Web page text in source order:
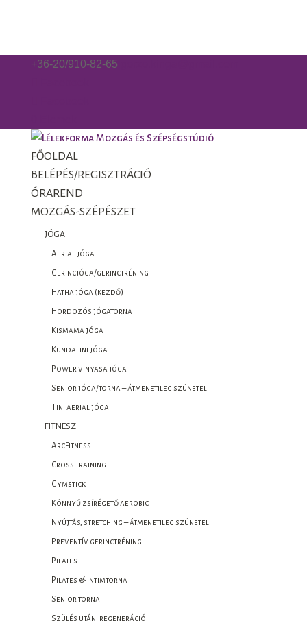
+36-20/910-82-65
FŐOLDAL
BELÉPÉS/REGISZTRÁCIÓ
ÓRAREND
MOZGÁS-SZÉPÉSZET
JÓGA
Aerial jóga
Gerincjóga/gerinctréning
Hatha jóga (kezdő)
Hordozós jógatorna
Kismama jóga
Kundalini jóga
Power vinyasa jóga
Senior jóga/torna – átmenetileg szünetel
Tini aerial jóga
FITNESZ
ArcFitness
Cross training
Gymstick
Könnyű zsírégető aerobic
Nyújtás, stretching – átmenetileg szünetel
Preventív gerinctréning
Pilates
Pilates & intimtorna
Senior torna
Szülés utáni regeneráció